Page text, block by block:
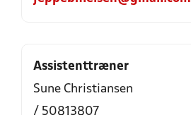
Assistenttræner
Sune Christiansen
/ 50813807